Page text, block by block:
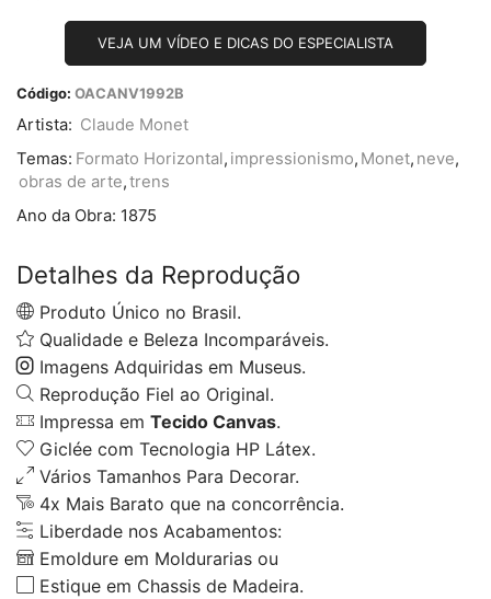
VEJA UM VÍDEO E DICAS DO ESPECIALISTA
Código: OACANV1992B
Artista: Claude Monet
Temas: Formato Horizontal, impressionismo, Monet, neve,
obras de arte,trens
Ano da Obra: 1875
Detalhes da Reprodução
Produto Único no Brasil.
Qualidade e Beleza Incomparáveis.
Imagens Adquiridas em Museus.
Reprodução Fiel ao Original.
Impressa em Tecido Canvas.
Giclée com Tecnologia HP Látex.
Vários Tamanhos Para Decorar.
4x Mais Barato que na concorrência.
Liberdade nos Acabamentos:
Emoldure em Moldurarias ou
Estique em Chassis de Madeira.